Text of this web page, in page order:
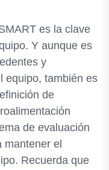
es la clave
Y aunque es
y
equipo, también es
de
de evaluación
el
Recuerda que